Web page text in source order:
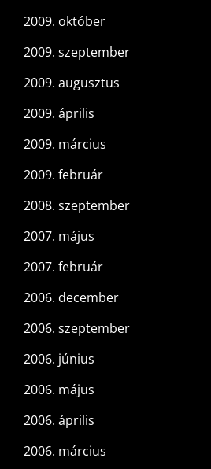
2009. október
2009. szeptember
2009. augusztus
2009. április
2009. március
2009. február
2008. szeptember
2007. május
2007. február
2006. december
2006. szeptember
2006. június
2006. május
2006. április
2006. március